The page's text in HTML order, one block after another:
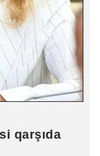
qarşıda